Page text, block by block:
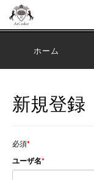
ホーム
新規登録
必須
ユーザ名